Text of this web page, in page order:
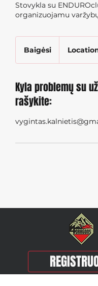
Stovykla su
organizuojamu
Baigėsi
g
ė
s
Kyla problemų su
rašykite: